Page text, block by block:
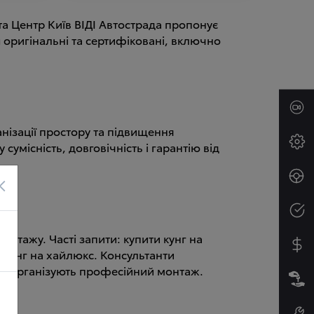
Центр Київ ВІДІ Автострада пропонує
та сертифіковані, включно
простору та підвищення
довговічність і гарантію від
Часті запити: купити кунг на
на хайлюкс. Консультанти
організують професійний монтаж.